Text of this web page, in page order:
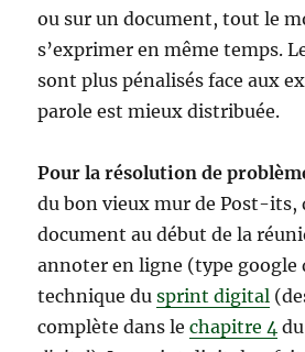
ou sur un document, tout le
s’exprimer en même temps.
sont plus pénalisés face aux
parole est mieux distribuée.
Pour la résolution de
du bon vieux mur de Post-its,
document au début de la
annoter en ligne (type google
technique dusprint digital
complète dans lechapitre 4